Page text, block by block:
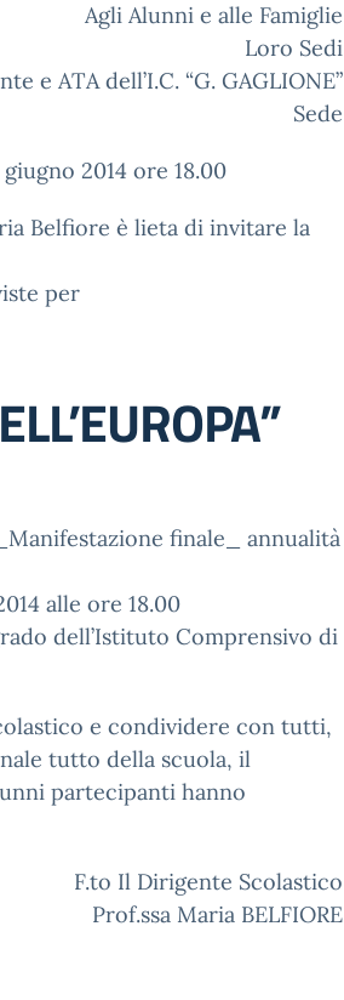
Agli Alunni e alle Famiglie
Loro Sedi
e ATA dell’I.C. “G. GAGLIONE”
Sede
2014 ore 18.00
Belfiore è lieta di invitare la
per
finale_ annualità
alle ore 18.00
dell’Istituto Comprensivo di
e condividere con tutti,
tutto della scuola, il
partecipanti hanno
F.to Il Dirigente Scolastico
Prof.ssa Maria BELFIORE